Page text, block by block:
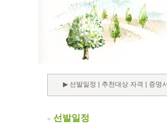
▶ 선발일정 | 추천대상 자격 | 증명
■ 선발일정